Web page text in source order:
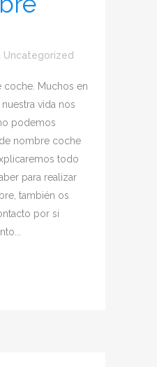
Uncategorized
Muchos en
vida nos
podemos
nombre coche
todo
para realizar
también os
por si